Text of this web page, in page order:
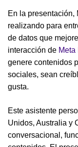
En la presentación,
realizando para
de datos que
interacción de Meta
genere contenidos
sociales, sean
gusta.
Este asistente
Unidos, Australia y
conversacional,